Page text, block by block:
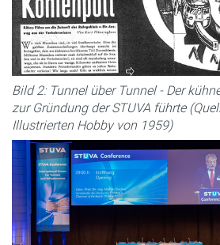
Bild 2: Tunnel über Tunnel - Der
zur Gründung der STUVA führte
Illustrierten Hobby von 1959)